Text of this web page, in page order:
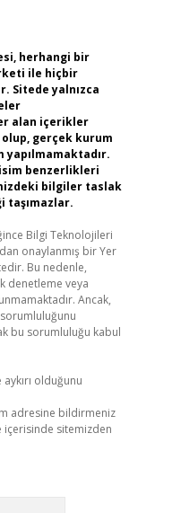
herhangi bir
ile hiçbir
Sitede yalnızca
alan içerikler
gerçek kurum
yapılmamaktadır.
benzerlikleri
bilgiler taslak
taşımazlar.
Bilgi Teknolojileri
onaylanmış bir Yer
Bu nedenle,
denetleme veya
Ancak,
bu sorumluluğu kabul
olduğunu
adresine bildirmeniz
içerisinde sitemizden